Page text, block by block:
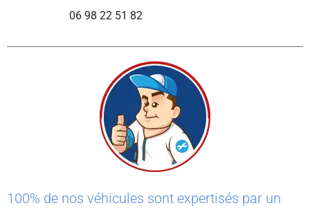
06 98 22 51 82
100% de nos véhicules sont expertisés par un